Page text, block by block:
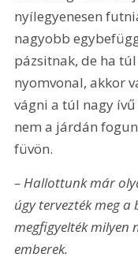
nyílegyenesen
nagyobb
pázsitnak, de ha
nyomvonal, akkor
vágni a túl nagy
nem a járdán
füvön.
– Hallottunk már
úgy tervezték meg
megfigyelték
emberek.